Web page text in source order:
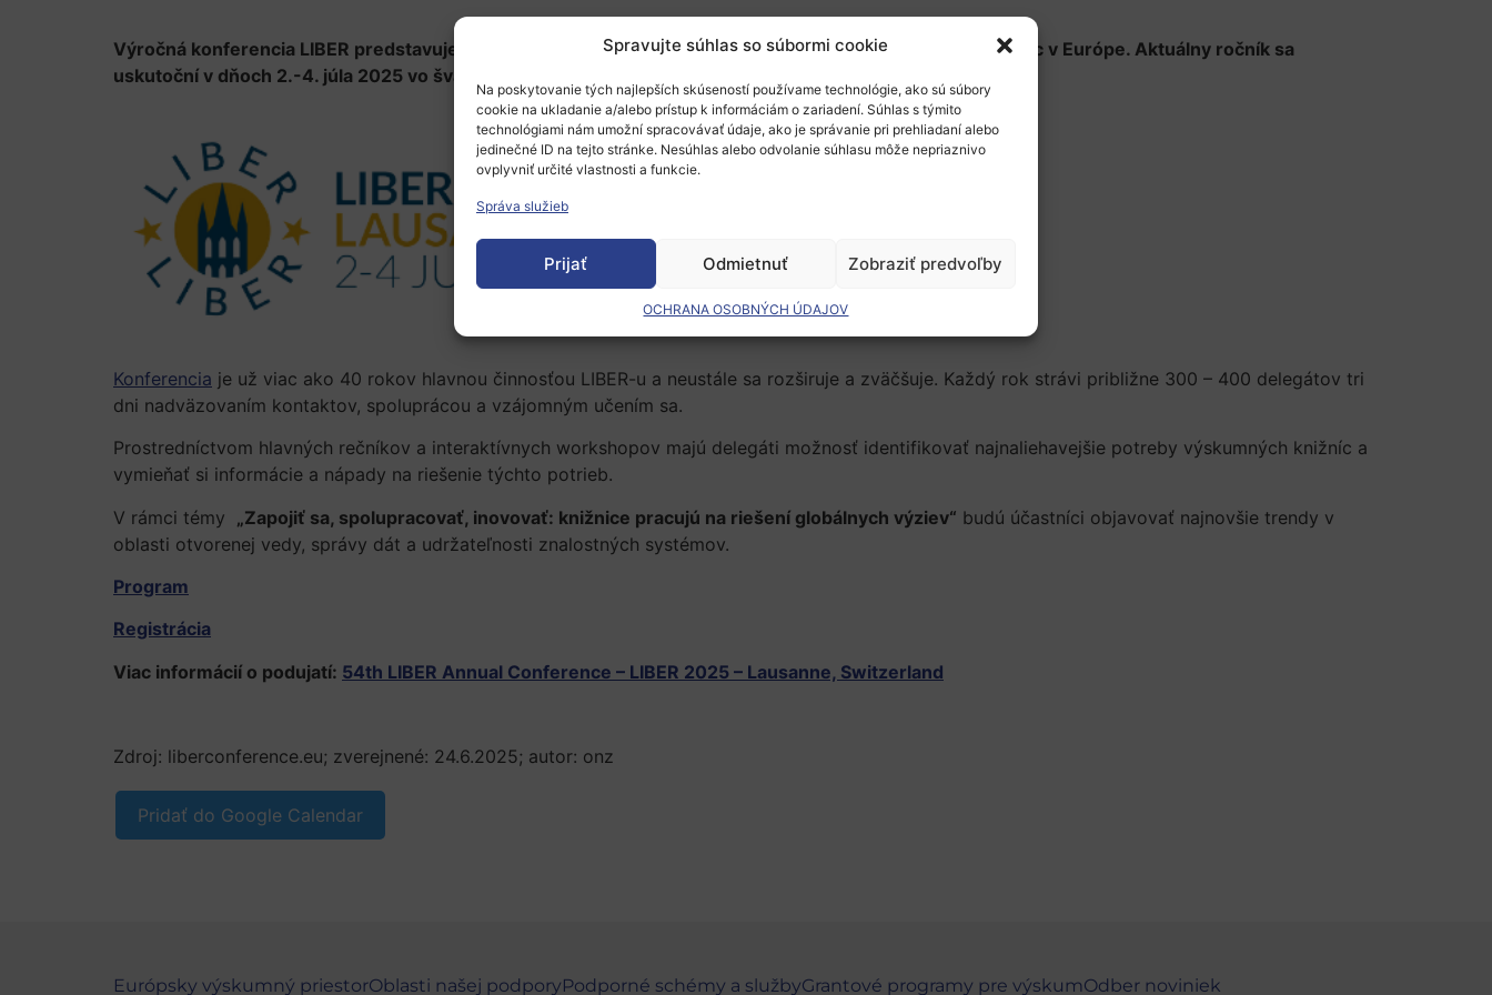
Spravujte súhlas so súbormi cookie
Na poskytovanie tých najlepších skúseností používame technológie, ako sú súbory
cookie na ukladanie a/alebo prístup k informáciám o zariadení. Súhlas s týmito
technológiami nám umožní spracovávať údaje, ako je správanie pri prehliadaní alebo
jedinečné ID na tejto stránke. Nesúhlas alebo odvolanie súhlasu môže nepriaznivo
ovplyvniť určité vlastnosti a funkcie.
Správa služieb
Prijať Odmietnuť Zobraziť predvoľby
OCHRANA OSOBNÝCH ÚDAJOV
Výročná konferencia LIBER predstavuje jednu z najdôležitejších stretnutí odborníkov z výskumných knižníc v Európe. Aktuálny ročník sa
uskutoční v dňoch 2.-4. júla 2025 vo švajčiarskom meste Laussanne.
Konferencia je už viac ako 40 rokov hlavnou činnosťou LIBER-u a neustále sa rozširuje a zväčšuje. Každý rok strávi približne 300 – 400 delegátov tri
dni nadväzovaním kontaktov, spoluprácou a vzájomným učením sa.
Prostredníctvom hlavných rečníkov a interaktívnych workshopov majú delegáti možnosť identifikovať najnaliehavejšie potreby výskumných knižníc a
vymieňať si informácie a nápady na riešenie týchto potrieb.
V rámci témy „Zapojiť sa, spolupracovať, inovovať: knižnice pracujú na riešení globálnych výziev“ budú účastníci objavovať najnovšie trendy v
oblasti otvorenej vedy, správy dát a udržateľnosti znalostných systémov.
Program
Registrácia
Viac informácií o podujatí: 54th LIBER Annual Conference – LIBER 2025 – Lausanne, Switzerland
Zdroj: liberconference.eu; zverejnené: 24.6.2025; autor: onz
Pridať do Google Calendar
Európsky výskumný priestorOblasti našej podporyPodporné schémy a službyGrantové programy pre výskumOdber noviniek